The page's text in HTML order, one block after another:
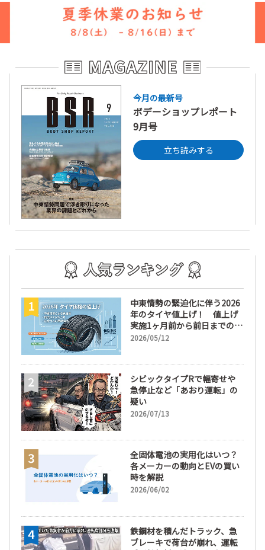
今月の最新号
ボデーショップレポート
9月号
立ち読みする
中東情勢の緊迫化に伴う2026
年のタイヤ値上げ！ 値上げ
実施1ヶ月前から前日までの期
間が販売において極めて重要
2026/05/12
シビックタイプRで幅寄せや
急停止など「あおり運転」の
疑い
2026/07/13
全固体電池の実用化はいつ？
各メーカーの動向とEVの買い
時を解説
2026/06/02
鉄鋼材を積んだトラック、急
ブレーキで荷台が崩れ、運転